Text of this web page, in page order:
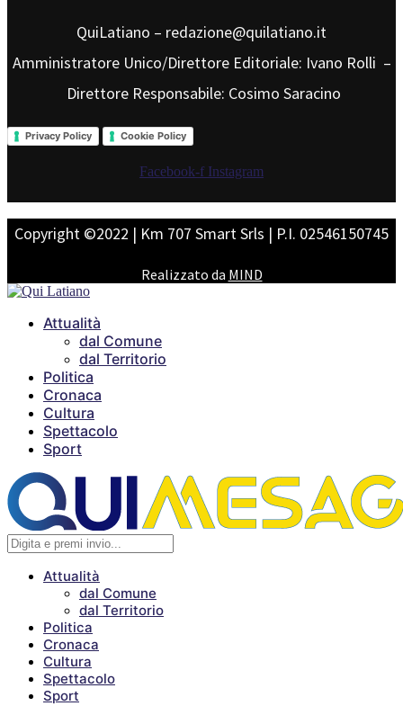
QuiLatiano – redazione@quilatiano.it
Amministratore Unico/Direttore Editoriale: Ivano Rolli –
Direttore Responsabile: Cosimo Saracino
Privacy Policy Cookie Policy
Facebook-f Instagram
Copyright ©2022 | Km 707 Smart Srls | P.I. 02546150745
Realizzato da MIND
Attualità
dal Comune
dal Territorio
Politica
Cronaca
Cultura
Spettacolo
Sport
Attualità
dal Comune
dal Territorio
Politica
Cronaca
Cultura
Spettacolo
Sport